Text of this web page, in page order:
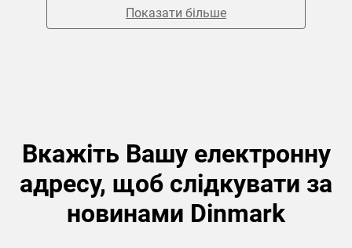
Показати більше
Вкажіть Вашу електронну
адресу, щоб слідкувати за
новинами Dinmark